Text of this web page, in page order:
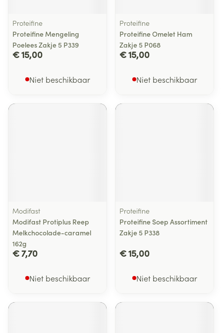
Proteifine
Proteifine Mengeling
Poelees Zakje 5 P339
€ 15,00
Niet beschikbaar
Proteifine
Proteifine Omelet Ham
Zakje 5 P068
€ 15,00
Niet beschikbaar
Modifast
Modifast Protiplus Reep
Melkchocolade-caramel
162g
€ 7,70
Niet beschikbaar
Proteifine
Proteifine Soep Assortiment
Zakje 5 P338
€ 15,00
Niet beschikbaar